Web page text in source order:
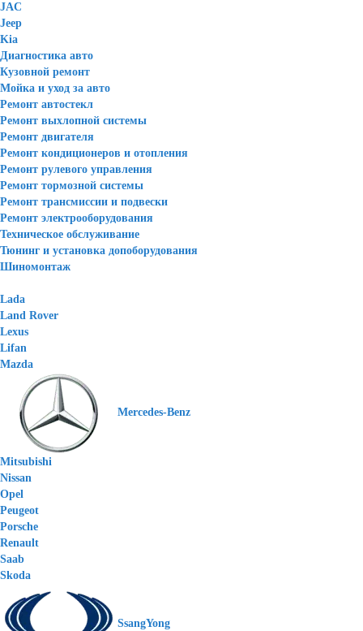
JAC
Jeep
Kia
Диагностика авто
Кузовной ремонт
Мойка и уход за авто
Ремонт автостекл
Ремонт выхлопной системы
Ремонт двигателя
Ремонт кондиционеров и отопления
Ремонт рулевого управления
Ремонт тормозной системы
Ремонт трансмиссии и подвески
Ремонт электрооборудования
Техническое обслуживание
Тюнинг и установка допоборудования
Шиномонтаж
Lada
Land Rover
Lexus
Lifan
Mazda
Mercedes-Benz
Mitsubishi
Nissan
Opel
Peugeot
Porsche
Renault
Saab
Skoda
SsangYong